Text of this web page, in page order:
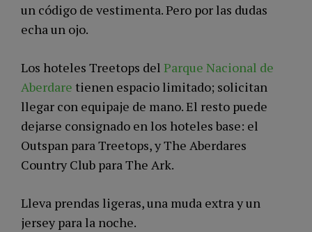
un código de vestimenta. Pero por las dudas
echa un ojo.
Los hoteles Treetops del Parque Nacional de
Aberdare tienen espacio limitado; solicitan
llegar con equipaje de mano. El resto puede
dejarse consignado en los hoteles base: el
Outspan para Treetops, y The Aberdares
Country Club para The Ark.
Lleva prendas ligeras, una muda extra y un
jersey para la noche.